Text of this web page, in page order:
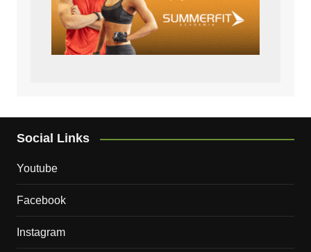
Social Links
Youtube
Facebook
Instagram